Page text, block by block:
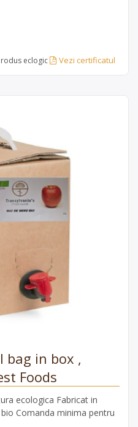
eclogic Vezi certificatul
bag in box ,
Foods
ecologica Fabricat in
Comanda minima pentru